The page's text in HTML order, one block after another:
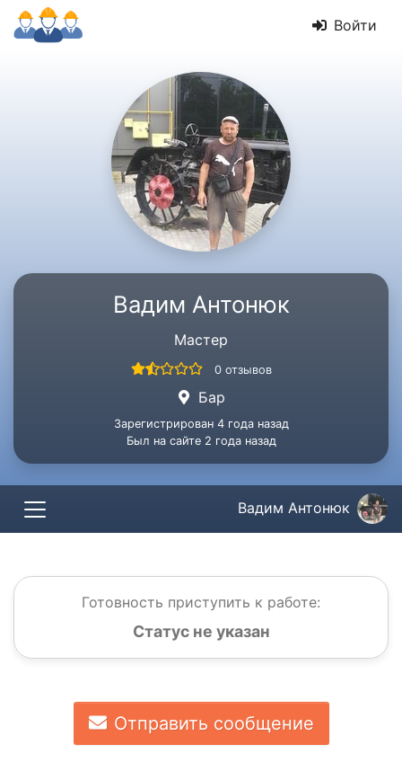
Войти
Вадим Антонюк
Мастер
0 отзывов
Бар
Зарегистрирован 4 года назад
Был на сайте 2 года назад
Вадим Антонюк
Готовность приступить к работе:
Статус не указан
Отправить сообщение